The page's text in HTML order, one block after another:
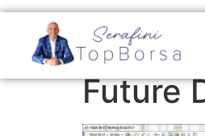
Future